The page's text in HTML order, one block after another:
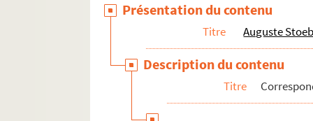
Manuscrits et imprimés
Adolphe Stoeber
Présentation du contenu
Titre Auguste
Description du contenu
Titre